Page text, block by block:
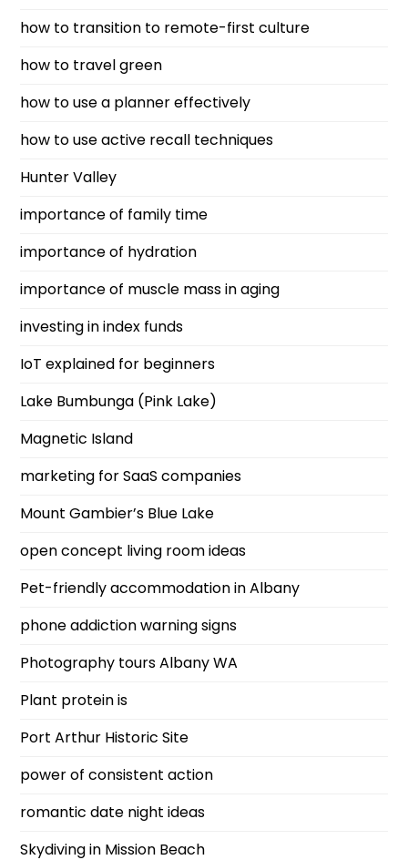
how to transition to remote-first culture
how to travel green
how to use a planner effectively
how to use active recall techniques
Hunter Valley
importance of family time
importance of hydration
importance of muscle mass in aging
investing in index funds
IoT explained for beginners
Lake Bumbunga (Pink Lake)
Magnetic Island
marketing for SaaS companies
Mount Gambier’s Blue Lake
open concept living room ideas
Pet-friendly accommodation in Albany
phone addiction warning signs
Photography tours Albany WA
Plant protein is
Port Arthur Historic Site
power of consistent action
romantic date night ideas
Skydiving in Mission Beach